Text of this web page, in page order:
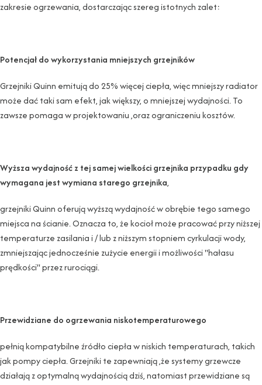
zakresie ogrzewania, dostarczając szereg istotnych zalet:
Potencjał do wykorzystania mniejszych grzejników
Grzejniki Quinn emitują do 25% więcej ciepła, więc mniejszy radiator
może dać taki sam efekt, jak większy, o mniejszej wydajności. To
zawsze pomaga w projektowaniu ,oraz ograniczeniu kosztów.
Wyższa wydajność z tej samej wielkości grzejnika przypadku gdy
wymagana jest wymiana starego grzejnika,
grzejniki Quinn oferują wyższą wydajność w obrębie tego samego
miejsca na ścianie. Oznacza to, że kocioł może pracować przy niższej
temperaturze zasilania i / lub z niższym stopniem cyrkulacji wody,
zmniejszając jednocześnie zużycie energii i możliwości "hałasu
prędkości" przez rurociągi.
Przewidziane do ogrzewania niskotemperaturowego
pełnią kompatybilne źródło ciepła w niskich temperaturach, takich
jak pompy ciepła. Grzejniki te zapewniają ,że systemy grzewcze
działają z optymalną wydajnością dziś, natomiast przewidziane są